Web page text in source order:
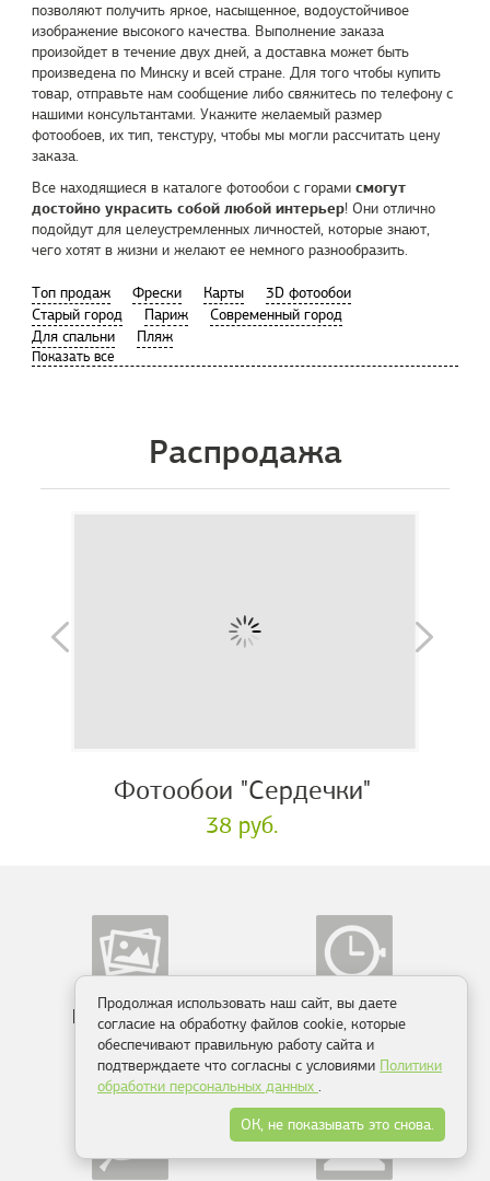
позволяют получить яркое, насыщенное, водоустойчивое
изображение высокого качества. Выполнение заказа
произойдет в течение двух дней, а доставка может быть
произведена по Минску и всей стране. Для того чтобы купить
товар, отправьте нам сообщение либо свяжитесь по телефону с
нашими консультантами. Укажите желаемый размер
фотообоев, их тип, текстуру, чтобы мы могли рассчитать цену
заказа.
Все находящиеся в каталоге фотообои с горамисмогут
достойно украсить собой любой интерьер! Они отлично
подойдут для целеустремленных личностей, которые знают,
чего хотят в жизни и желают ее немного разнообразить.
Tоп продаж Фрески Карты
3D фотообои
Старый город
Париж
Современный город
Для спальни
Пляж
Распродажа
Фотообои "Сердечки"
38 руб.
Более 10 000
сюжетов
Производство
от 2-х дней
Продолжая использовать наш сайт, вы даете
согласие на обработку файлов cookie, которые
обеспечивают правильную работу сайта и
подтверждаете что согласны с условиями Политики
обработки персональных данных .
ОК, не показывать это снова.